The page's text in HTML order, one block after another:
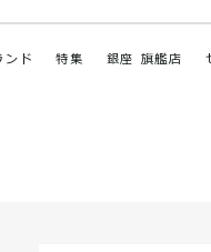
ンド 特集 銀座 旗艦店